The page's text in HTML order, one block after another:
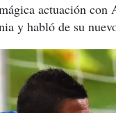
actuación con
y habló de su